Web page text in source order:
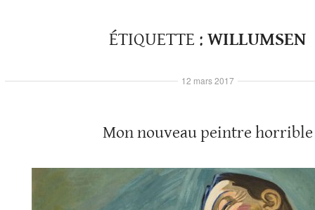
ÉTIQUETTE : WILLUMSEN
Mon nouveau peintre horrible
12 mars 2017